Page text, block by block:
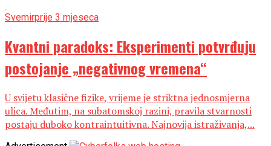
Svemirprije 3 mjeseca
Kvantni paradoks: Eksperimenti potvrđuju
postojanje „negativnog vremena“
U svijetu klasične fizike, vrijeme je striktna jednosmjerna
ulica. Međutim, na subatomskoj razini, pravila stvarnosti
postaju duboko kontraintuitivna. Najnovija istraživanja,...